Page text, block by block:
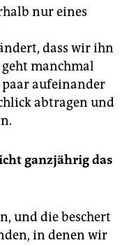
nur eines
dass wir ihn
manchmal
paar aufeinander
abtragen und
ganzjährig das
und die beschert
in denen wir